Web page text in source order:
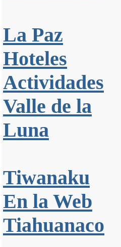
La Paz
Hoteles
Actividades
Valle de la
Luna
Tiwanaku
En la Web
Tiahuanaco